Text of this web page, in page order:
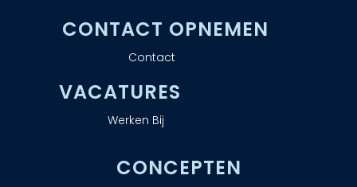
CONTACT OPNEMEN
Contact
VACATURES
Werken Bij
CONCEPTEN